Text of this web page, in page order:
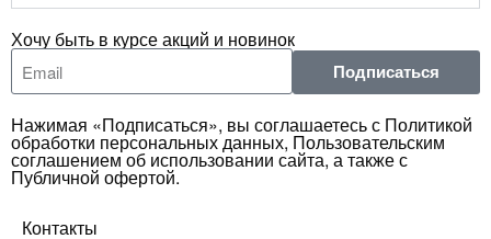
Хочу быть в курсе акций и новинок
Подписаться
Нажимая «Подписаться», вы соглашаетесь с Политикой
обработки персональных данных, Пользовательским
соглашением об использовании сайта, а также с
Публичной офертой.
Контакты